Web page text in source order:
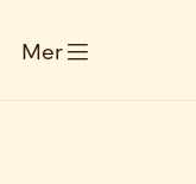
Mer